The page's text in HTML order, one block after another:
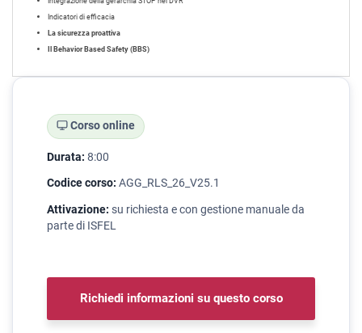
Indicatori di efficacia
La sicurezza proattiva
Il Behavior Based Safety (BBS)
Corso online
Durata: 8:00
Codice corso: AGG_RLS_26_V25.1
Attivazione: su richiesta e con gestione manuale da
parte di ISFEL
Richiedi informazioni su questo corso